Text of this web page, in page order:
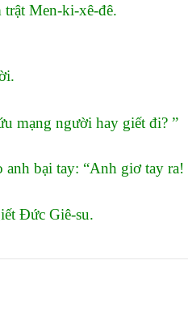
Men-ki-xê-đê.
mạng người hay giết đi? ”
bại tay: “Anh giơ tay ra!
Đức Giê-su.